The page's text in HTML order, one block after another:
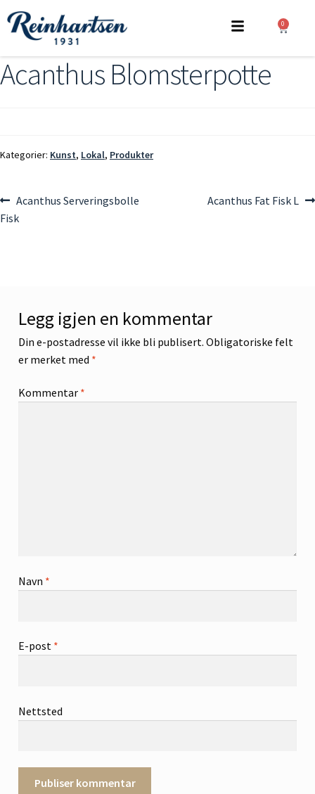
0
Acanthus Blomsterpotte
Kategorier: Kunst, Lokal, Produkter
Acanthus Serveringsbolle
Fisk
Acanthus Fat Fisk L
Legg igjen en kommentar
Din e-postadresse vil ikke bli publisert. Obligatoriske felt
er merket med *
Kommentar *
Navn *
E-post *
Nettsted